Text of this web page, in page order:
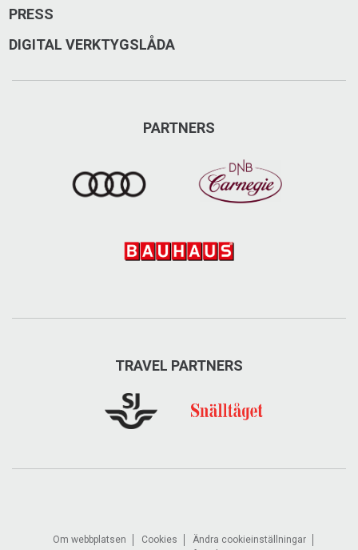
PRESS
DIGITAL VERKTYGSLÅDA
PARTNERS
TRAVEL PARTNERS
Om webbplatsen Cookies
Ändra cookieinställningar